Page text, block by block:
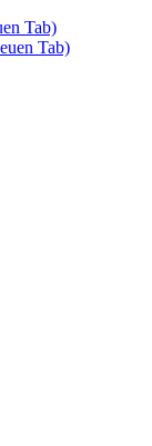
Tab)
Tab)